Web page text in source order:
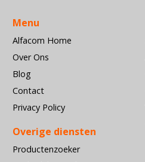
Menu
Alfacom Home
Over Ons
Blog
Contact
Privacy Policy
Overige diensten
Productenzoeker